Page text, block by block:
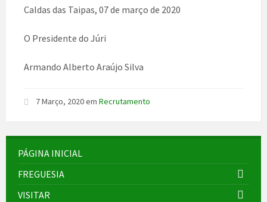
Caldas das Taipas, 07 de março de 2020
O Presidente do Júri
Armando Alberto Araújo Silva
7 Março, 2020em Recrutamento
PÁGINA INICIAL
FREGUESIA
VISITAR